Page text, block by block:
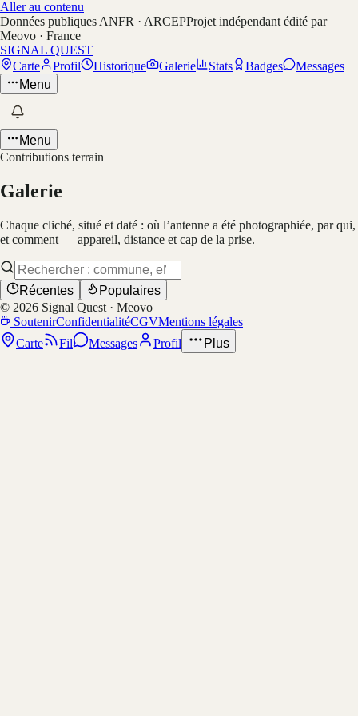
Aller au contenu
Données publiques ANFR · ARCEPProjet indépendant édité par
Meovo · France
SIGNAL QUEST
Carte
Profil Historique Galerie Stats Badges
Messages
Menu
Menu
Contributions terrain
Galerie
Chaque cliché, situé et daté : où l’antenne a été photographiée, par qui,
et comment — appareil, distance et cap de la prise.
Récentes
Populaires
© 2026 Signal Quest · Meovo
SoutenirConfidentialitéCGVMentions légales
Carte
Fil Messages Profil Plus